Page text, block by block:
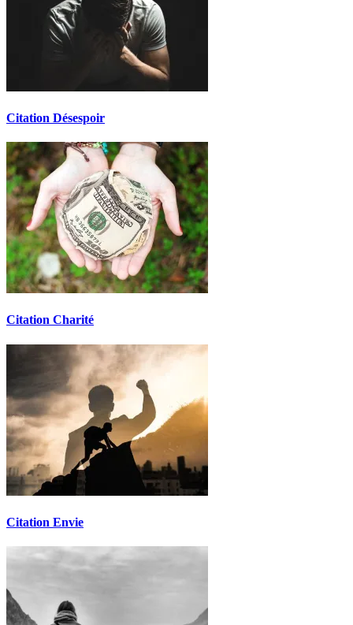
Citation Désespoir
Citation Charité
Citation Envie